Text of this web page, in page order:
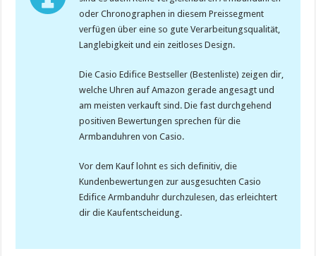
oder Chronographen in diesem Preissegment
verfügen über eine so gute Verarbeitungsqualität,
Langlebigkeit und ein zeitloses Design.
Die Casio Edifice Bestseller (Bestenliste) zeigen dir,
welche Uhren auf Amazon gerade angesagt und
am meisten verkauft sind. Die fast durchgehend
positiven Bewertungen sprechen für die
Armbanduhren von Casio.
Vor dem Kauf lohnt es sich definitiv, die
Kundenbewertungen zur ausgesuchten Casio
Edifice Armbanduhr durchzulesen, das erleichtert
dir die Kaufentscheidung.